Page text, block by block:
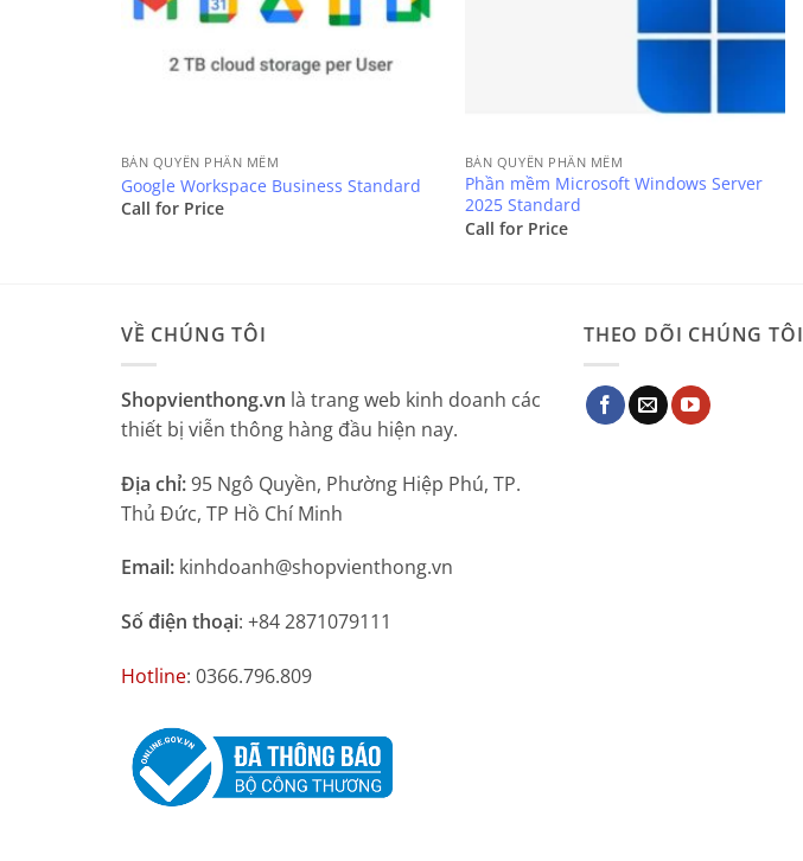
BẢN QUYỀN PHẦN MỀM
Google Workspace Business Standard
Call for Price
BẢN QUYỀN PHẦN MỀM
Phần mềm Microsoft Windows Server
2025 Standard
Call for Price
VỀ CHÚNG TÔI
Shopvienthong.vn là trang web kinh doanh các
thiết bị viễn thông hàng đầu hiện nay.
Địa chỉ:95 Ngô Quyền, Phường Hiệp Phú, TP.
Thủ Đức, TP Hồ Chí Minh
Email: kinhdoanh@shopvienthong.vn
Số điện thoại: +84 2871079111
Hotline: 0366.796.809
THEO DÕI CHÚNG TÔI